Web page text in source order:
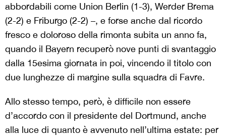
abbordabili come Union Berlin (1-3), Werder Brema
(2-2) e Friburgo (2-2) –, e forse anche dal ricordo
fresco e doloroso della rimonta subita un anno fa,
quando il Bayern recuperò nove punti di svantaggio
dalla 15esima giornata in poi, vincendo il titolo con
due lunghezze di margine sulla squadra di Favre.
Allo stesso tempo, però, è difficile non essere
d’accordo con il presidente del Dortmund, anche
alla luce di quanto è avvenuto nell’ultima estate: per